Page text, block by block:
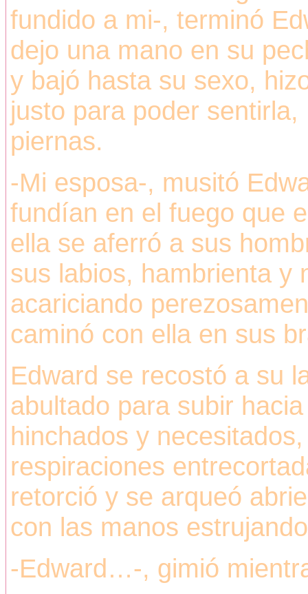
fundido a mi-, terminó
dejo una mano en su
y bajó hasta su sexo,
justo para poder
piernas.
-Mi esposa-, musitó
fundían en el fuego que
ella se aferró a sus
sus labios, hambrienta y
acariciando
caminó con ella en sus
Edward se recostó a su
abultado para subir
hinchados y
respiraciones
retorció y se arqueó
con las manos
-Edward…-, gimió